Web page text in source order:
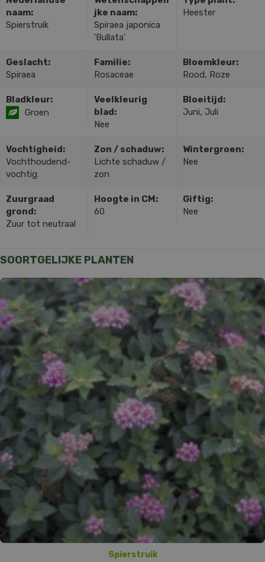
naam:
Spierstruik
jke naam:
Spiraea japonica
'Bullata'
Heester
Geslacht:
Spiraea
Familie:
Rosaceae
Bloemkleur:
Rood, Roze
Bladkleur:
Groen
Veelkleurig
blad:
Nee
Bloeitijd:
Juni, Juli
Vochtigheid:
Vochthoudend-
vochtig
Zon / schaduw:
Lichte schaduw /
zon
Wintergroen:
Nee
Zuurgraad
grond:
Zuur tot neutraal
Hoogte in CM:
60
Giftig:
Nee
SOORTGELIJKE PLANTEN
Spierstruik